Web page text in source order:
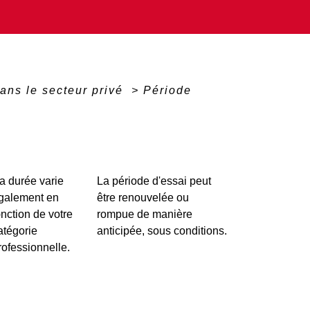
le secteur privé > Période
durée varie
en
de votre
La période d'essai peut
être renouvelée ou
rompue de manière
anticipée, sous conditions.